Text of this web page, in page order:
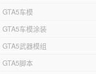
GTA5车模
GTA5车模涂装
GTA5武器模组
GTA5脚本